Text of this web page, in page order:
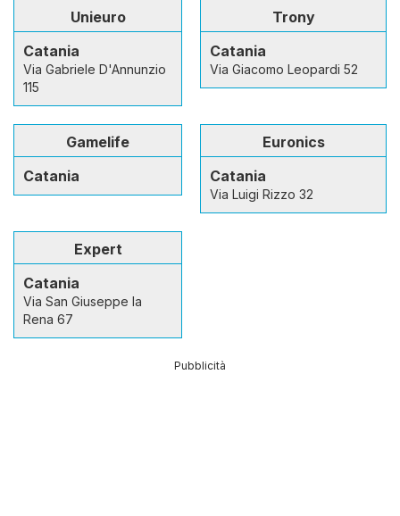
Unieuro
Catania
Via Gabriele D'Annunzio
115
Trony
Catania
Via Giacomo Leopardi 52
Gamelife
Catania
Euronics
Catania
Via Luigi Rizzo 32
Expert
Catania
Via San Giuseppe la
Rena 67
Pubblicità